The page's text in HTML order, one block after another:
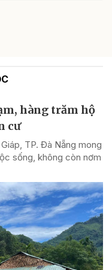
hàng trăm hộ
cư
TP. Đà Nẵng mong
sống, không còn nơm